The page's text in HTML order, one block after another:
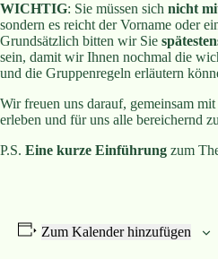
WICHTIG: Sie müssen sich nicht
sondern es reicht der Vorname oder
Grundsätzlich bitten wir Sie
sein, damit wir Ihnen nochmal die
und die Gruppenregeln erläutern
Wir freuen uns darauf, gemeinsam
erleben und für uns alle bereichernd
P.S. Eine kurze Einführung zum
Zum Kalender hinzufügen